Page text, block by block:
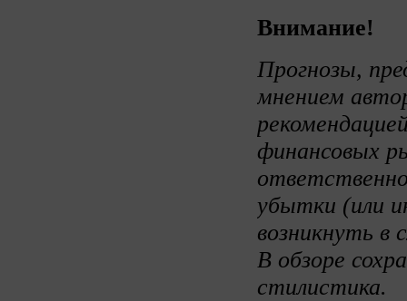
Внимание!
Прогнозы,
мнением
финансовых
убытки (или
возникнуть в
В обзоре
стилистика.